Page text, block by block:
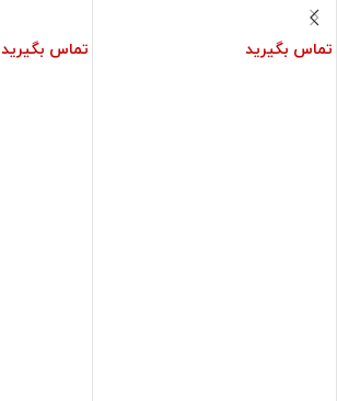
تماس بگیرید تماس بگیرید